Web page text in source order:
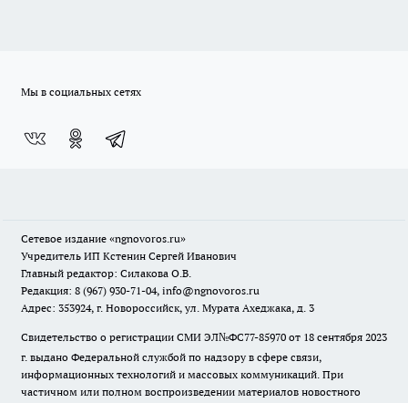
Мы в социальных сетях
Сетевое издание «ngnovoros.ru»
Учредитель ИП Кстенин Сергей Иванович
Главный редактор: Силакова О.В.
Редакция: 8 (967) 930-71-04, info@ngnovoros.ru
Адрес: 353924, г. Новороссийск, ул. Мурата Ахеджака, д. 3
Свидетельство о регистрации СМИ ЭЛ№ФС77-85970 от 18 сентября 2023
г. выдано Федеральной службой по надзору в сфере связи,
информационных технологий и массовых коммуникаций. При
частичном или полном воспроизведении материалов новостного